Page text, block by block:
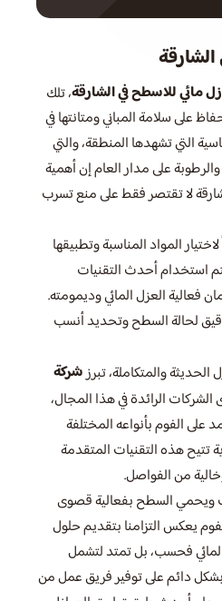
مائي للاسطح في الشارقة، تلك
على سلامة المباني ومتانتها في
التي تشهدها المنطقة، والتي
على مدار العام إن أهمية
لا تقتصر فقط على منع تسرب
المواد المناسبة وتطبيقها
استخدام أحدث التقنيات
فعالية العزل المائي وديمومته.
لحالة السطح وتحديد أنسب
والمتكاملة، تبرزشركة
الرائدة في هذا المجال،
الفوم بأنواعه المختلفة
تتيح هذه التقنيات المتقدمة
من الفواصل.
ويحمي السطح بفعالية قصوى
يعكس التزامنا بتقديم حلول
فحسب، بل تمتد لتشمل
دائم على توفير فريق عمل من